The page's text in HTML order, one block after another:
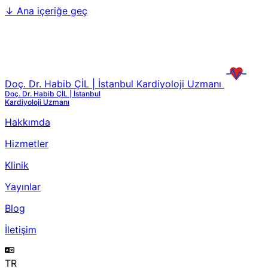
↓ Ana içeriğe geç
Doç. Dr. Habib ÇİL | İstanbul Kardiyoloji Uzmanı
Doç. Dr. Habib ÇİL | İstanbul
Kardiyoloji Uzmanı
Hakkımda
Hizmetler
Klinik
Yayınlar
Blog
İletişim
TR